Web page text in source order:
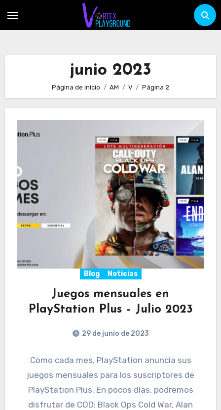
junio 2023
Página de inicio AM V Página 2
Blog Noticias
Juegos mensuales en
PlayStation Plus – Julio 2023
29 de junio de 2023
Como cada mes, PlayStation anuncia sus
juegos mensuales para los suscriptores de
PlayStation Plus. En pocos días, podremos
disfrutar de COD: Black Ops Cold War, Alan